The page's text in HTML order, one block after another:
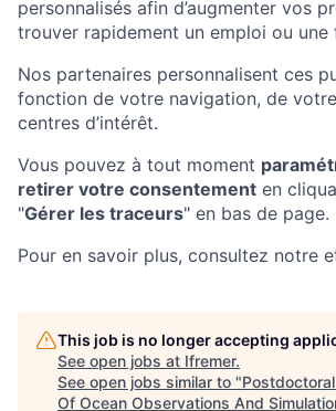
personnalisés afin d’augmenter vos
trouver rapidement un emploi ou une
Nos partenaires personnalisent ces
fonction de votre navigation, de
centres d’intérêt.
Vous pouvez à tout moment
retirer votre consentement en
"Gérer les traceurs" en bas de page.
Pour en savoir plus, consultez notre
This job is no longer accepting
See open jobs at Ifremer.
See open jobs similar to "
Of Ocean Observations And